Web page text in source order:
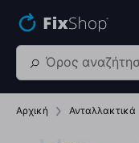
Αρχική Ανταλλακτικά